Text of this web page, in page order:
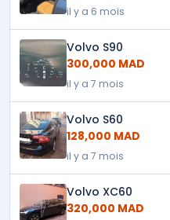
il y a 6 mois
Volvo S90
300,000 MAD
il y a 7 mois
Volvo S60
128,000 MAD
il y a 7 mois
Volvo XC60
320,000 MAD